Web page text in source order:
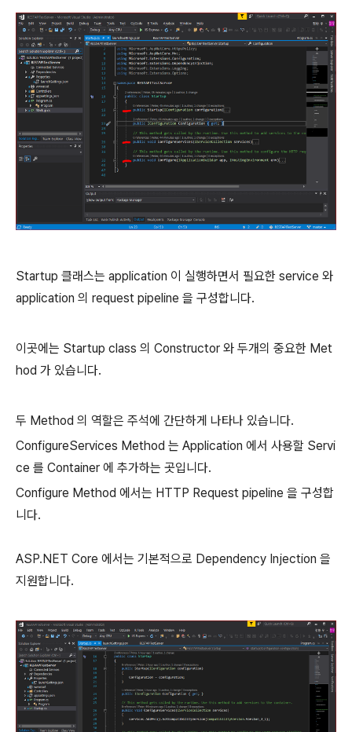
Startup 클래스는 application 이 실행하면서 필요한 service 와
application 의 request pipeline 을 구성합니다.
이곳에는 Startup class 의 Constructor 와 두개의 중요한 Met
hod 가 있습니다.
두 Method 의 역할은 주석에 간단하게 나타나 있습니다.
ConfigureServices Method 는 Application 에서 사용할 Servi
ce 를 Container 에 추가하는 곳입니다.
Configure Method 에서는 HTTP Request pipeline 을 구성합
니다.
ASP.NET Core 에서는 기본적으로 Dependency Injection 을
지원합니다.